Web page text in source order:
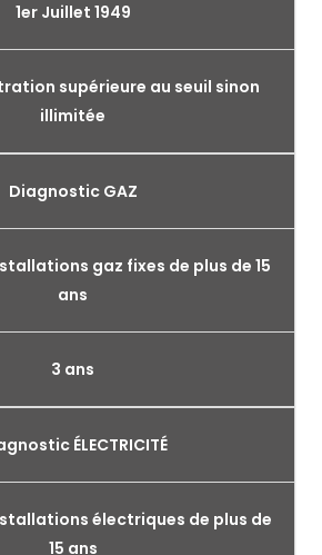
1er Juillet 1949
supérieure au seuil sinon
illimitée
Diagnostic GAZ
gaz fixes de plus de 15
ans
3 ans
ÉLECTRICITÉ
électriques de plus de
15 ans